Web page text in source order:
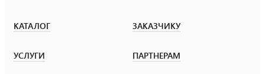
КАТАЛОГ ЗАКАЗЧИКУ
УСЛУГИ ПАРТНЕРАМ